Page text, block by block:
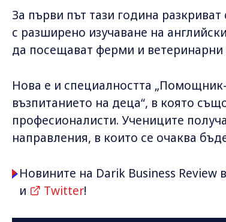
За първи път тази година
с разширено изучаване на
да посещават ферми и
Нова е и специалността
възпитанието на деца“, в която
професионалисти. Учениците
направления, в които се очаква
Новините на Darik Business Review
и
Twitter!